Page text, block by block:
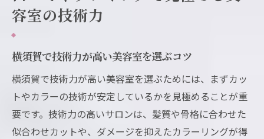
容室の技術力
横須賀で技術力が高い美容室を選ぶコツ
横須賀で技術力が高い美容室を選ぶためには、まずカッ
トやカラーの技術が安定しているかを見極めることが重
要です。技術力の高いサロンは、髪質や骨格に合わせた
似合わせカットや、ダメージを抑えたカラーリングが得